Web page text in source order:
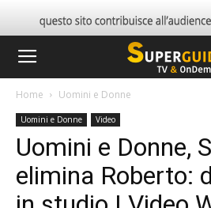
Home Uomini e Donne
Uomini e Donne Video
Uomini e Donne,
elimina Roberto: